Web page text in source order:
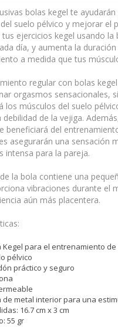
bolas kegel te
suelo pélvico y mejorar el
tus ejercicios kegel usando la
día, y aumenta la duración
a medida que tus
regular con bolas
orgasmos sensacionales,
los músculos del suelo
debilidad de la vejiga.
beneficiará del
asegurarán una sensación
intensa para la pareja.
la bola contiene una
vibraciones durante el
aún más placentera.
Kegel para el entrenamiento
pélvico
práctico y seguro
de metal interior para una
16.7 cm x 3 cm
55 gr